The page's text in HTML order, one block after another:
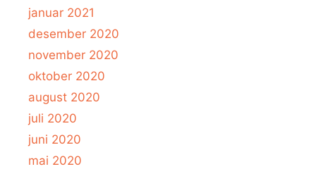
januar 2021
desember 2020
november 2020
oktober 2020
august 2020
juli 2020
juni 2020
mai 2020